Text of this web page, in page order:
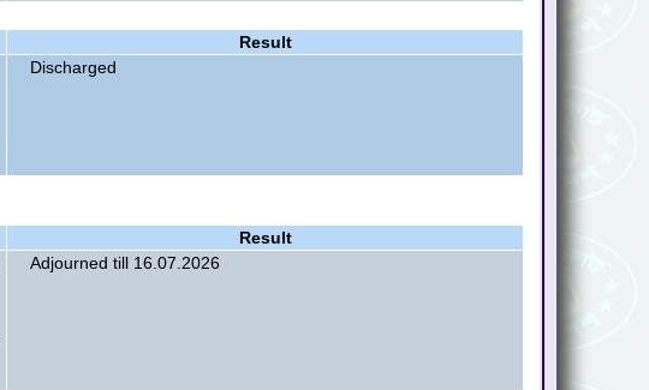
Result
Discharged
Result
Adjourned till 16.07.2026